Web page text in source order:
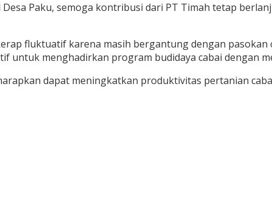
Paku, semoga kontribusi dari PT Timah tetap
fluktuatif karena masih bergantung dengan pasokan
untuk menghadirkan program budidaya cabai dengan
dapat meningkatkan produktivitas pertanian